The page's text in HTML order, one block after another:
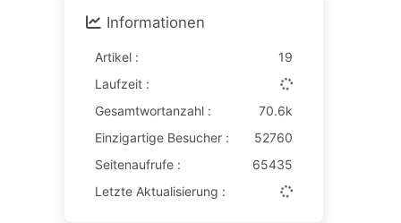
Informationen
Artikel :
19
Laufzeit :
Gesamtwortanzahl :
70.6k
Einzigartige Besucher :
52760
Seitenaufrufe :
65435
Letzte Aktualisierung :